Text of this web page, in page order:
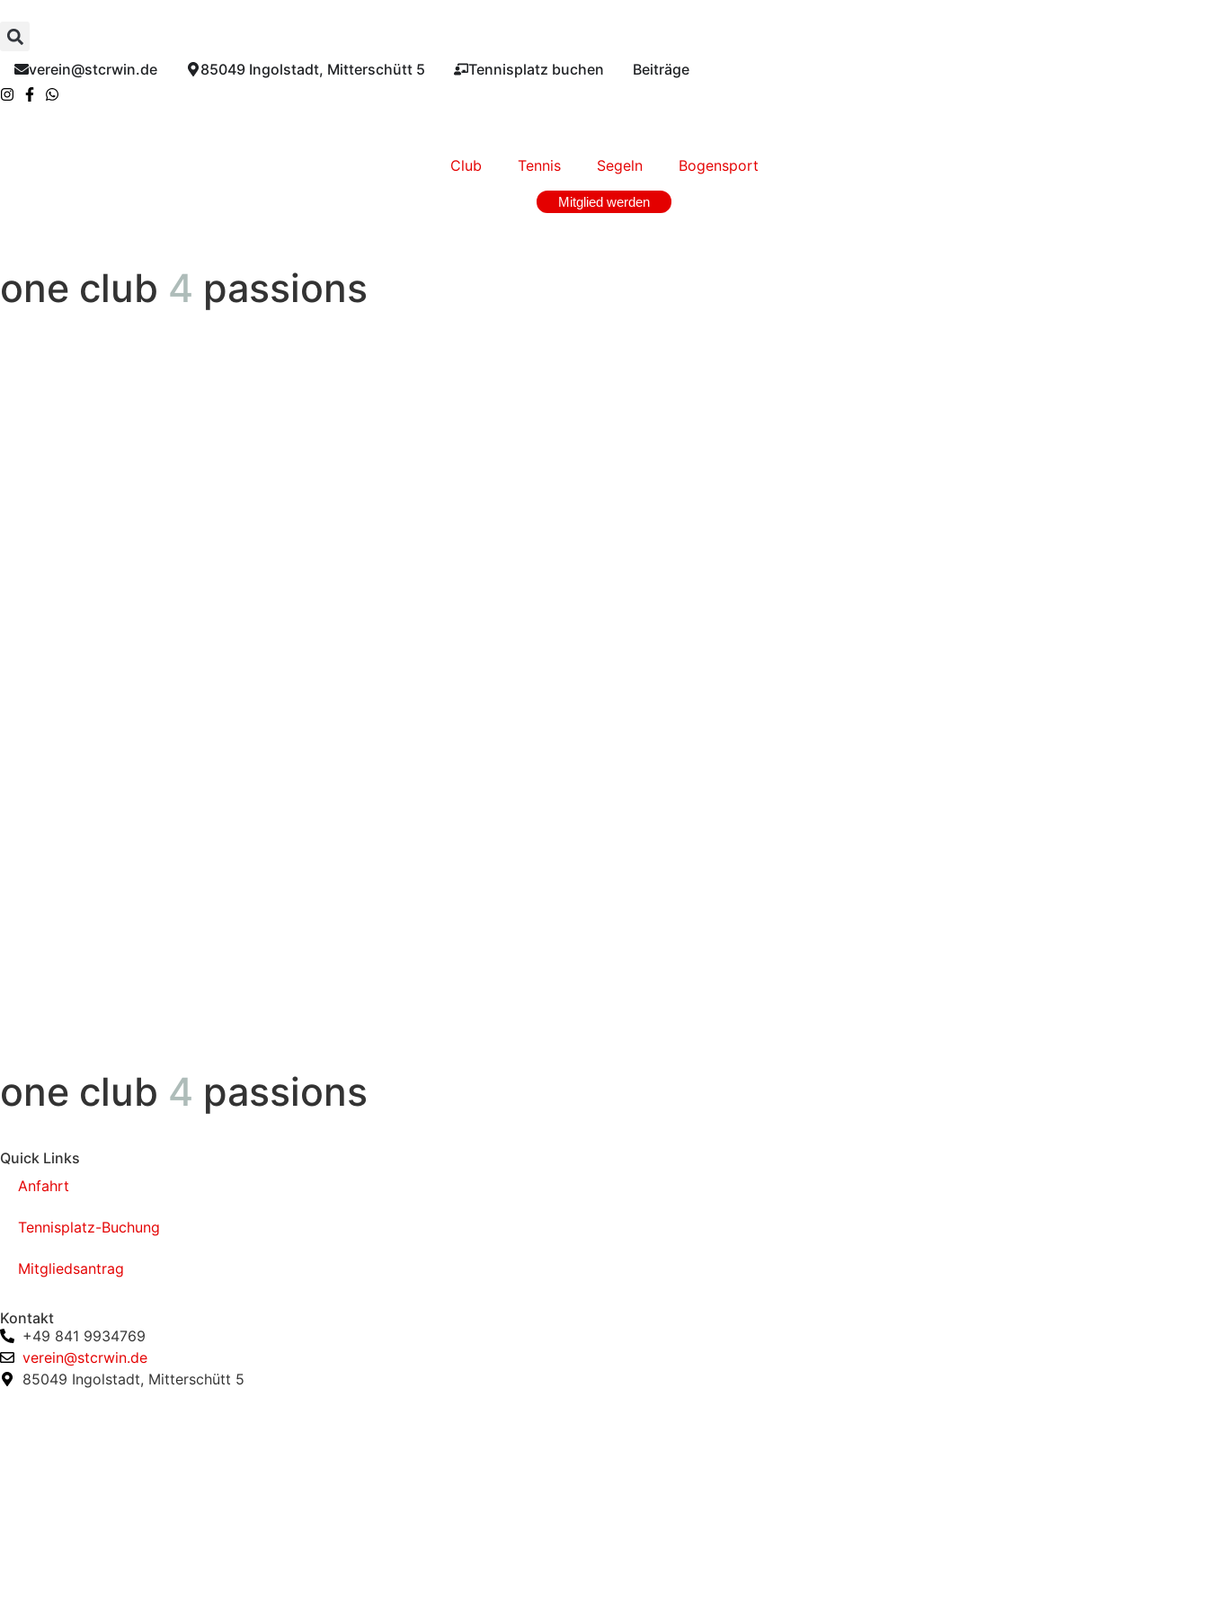
verein@stcrwin.de​ 85049 Ingolstadt, Mitterschütt 5​ Tennisplatz buchen​ Beiträge
Club Tennis Segeln Bogensport
Mitglied werden
one club 4 passions
one club 4 passions
Quick Links
Anfahrt
Tennisplatz-Buchung
Mitgliedsantrag
Kontakt
+49 841 9934769
verein@stcrwin.de
85049 Ingolstadt, Mitterschütt 5